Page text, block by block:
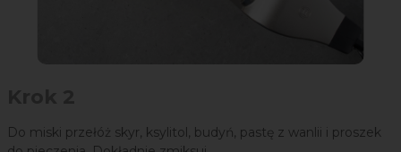
Do miski przełóż skyr, ksylitol, budyń, pastę z wanlii i proszek